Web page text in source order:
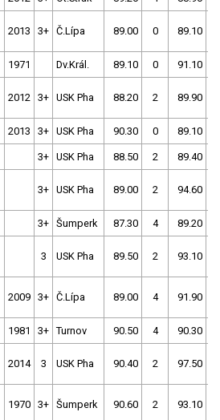
2013 3+ Č.Lípa 89.00 0 89.10
1971 Dv.Král. 89.10 0 91.10
2012 3+ USK Pha 88.20 2 89.90
2013 3+ USK Pha 90.30 0 89.10
3+ USK Pha 88.50 2 89.40
3+ USK Pha 89.00 2 94.60
3+ Šumperk 87.30 4 89.20
3 USK Pha 89.50 2 93.10
2009 3+ Č.Lípa 89.00 4 91.90
1981 3+ Turnov 90.50 4 90.30
2014 3 USK Pha 90.40 2 97.50
1970 3+ Šumperk 90.60 2 93.10